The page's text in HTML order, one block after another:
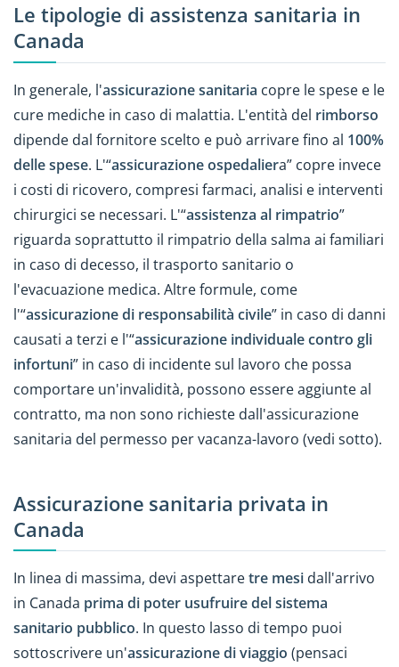
Le tipologie di assistenza sanitaria in
Canada
In generale, l'assicurazione sanitaria copre le spese e le
cure mediche in caso di malattia. L'entità del rimborso
dipende dal fornitore scelto e può arrivare fino al 100%
delle spese. L'“assicurazione ospedaliera” copre invece
i costi di ricovero, compresi farmaci, analisi e interventi
chirurgici se necessari. L'“assistenza al rimpatrio”
riguarda soprattutto il rimpatrio della salma ai familiari
in caso di decesso, il trasporto sanitario o
l'evacuazione medica. Altre formule, come
l'“assicurazione di responsabilità civile” in caso di danni
causati a terzi e l'“assicurazione individuale contro gli
infortuni” in caso di incidente sul lavoro che possa
comportare un'invalidità, possono essere aggiunte al
contratto, ma non sono richieste dall'assicurazione
sanitaria del permesso per vacanza-lavoro (vedi sotto).
Assicurazione sanitaria privata in
Canada
In linea di massima, devi aspettaretre mesi dall'arrivo
in Canada prima di poter usufruire del sistema
sanitario pubblico. In questo lasso di tempo puoi
sottoscrivere un'assicurazione di viaggio (pensaci